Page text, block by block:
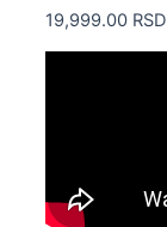
19,999.00 RSD